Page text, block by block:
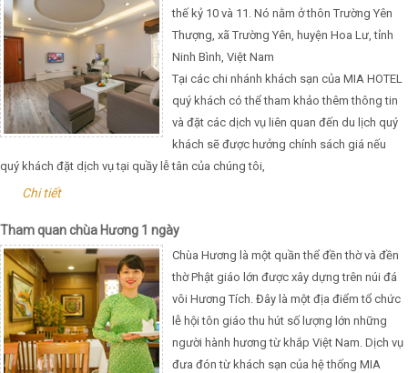
thế kỷ 10 và 11. Nó nằm ở thôn Trường Yên
Thượng, xã Trường Yên, huyện Hoa Lư, tỉnh
Ninh Bình, Việt Nam
Tại các chi nhánh khách sạn của MIA HOTEL
quý khách có thể tham khảo thêm thông tin
và đặt các dịch vụ liên quan đến du lịch quý
khách sẽ được hưởng chính sách giá nếu
quý khách đặt dịch vụ tại quầy lễ tân của chúng tôi,
Chi tiết
Tham quan chùa Hương 1 ngày
Chùa Hương là một quần thể đền thờ và đền
thờ Phật giáo lớn được xây dựng trên núi đá
vôi Hương Tích. Đây là một địa điểm tổ chức
lễ hội tôn giáo thu hút số lượng lớn những
người hành hương từ khắp Việt Nam. Dịch vụ
đưa đón từ khách sạn của hệ thống MIA